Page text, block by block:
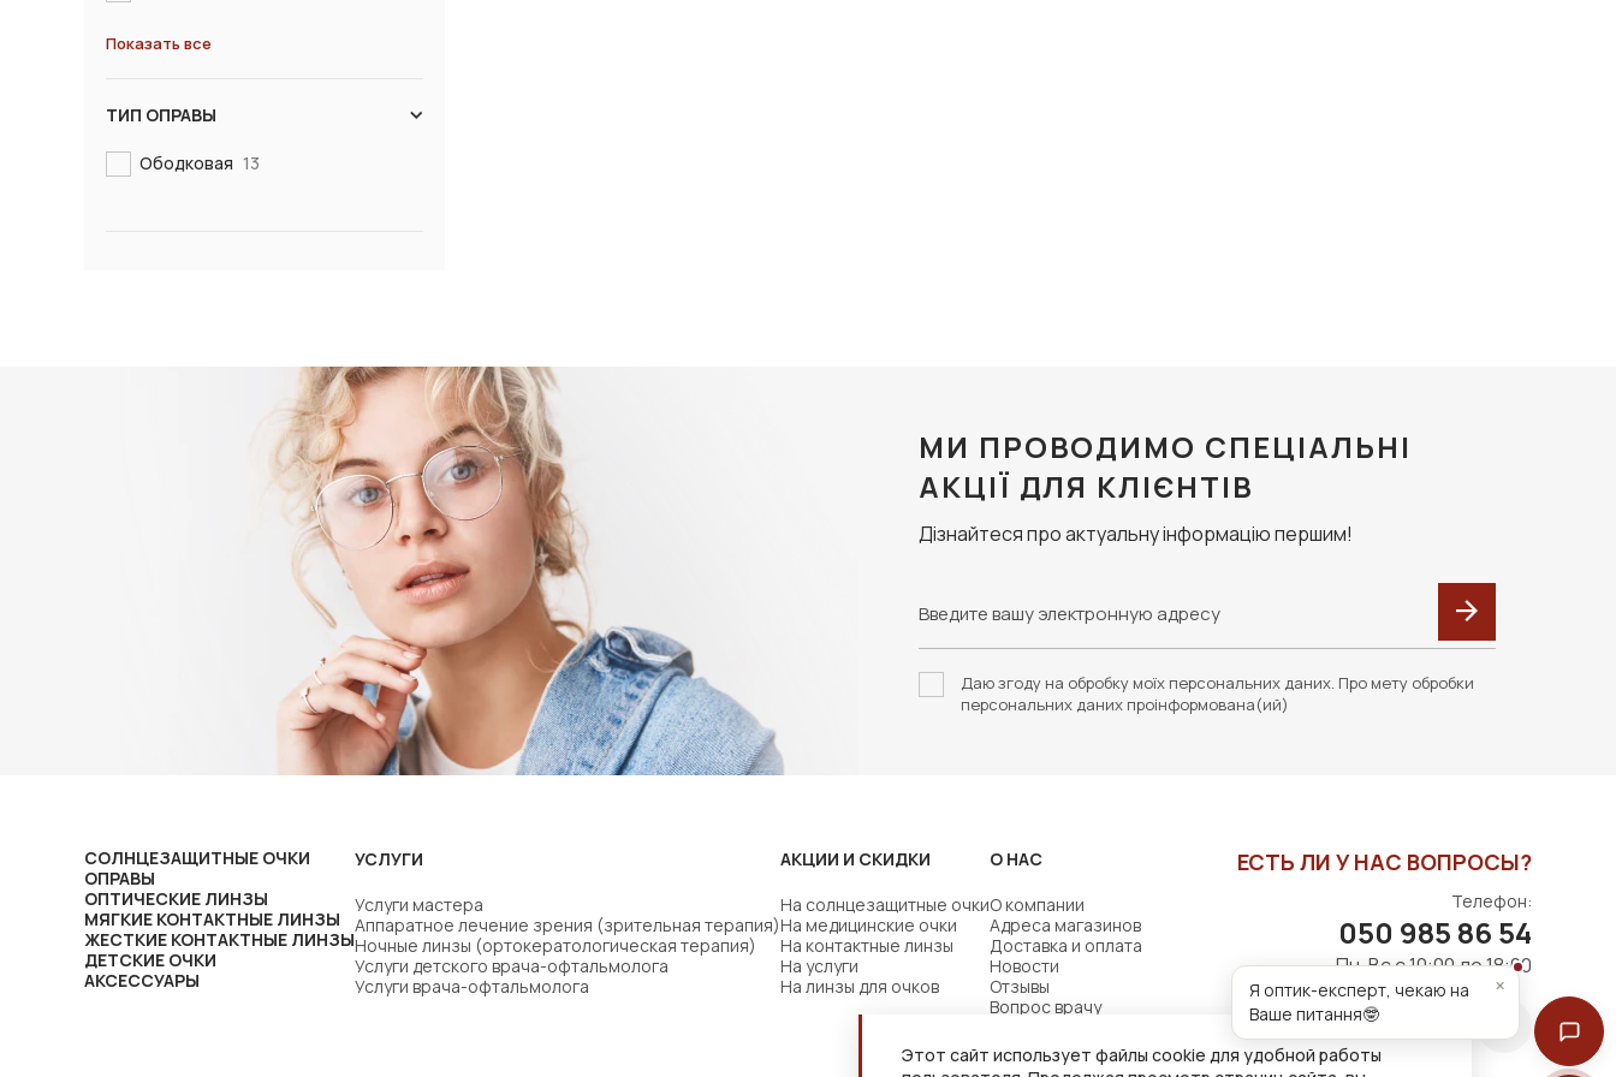
Показать все
ТИП ОПРАВЫ
Ободковая 13
МИ ПРОВОДИМО СПЕЦІАЛЬНІ
АКЦІЇ ДЛЯ КЛІЄНТІВ
Дізнайтеся про актуальну інформацію першим!
Даю згоду на обробку моїх персональних даних. Про мету обробки
персональних даних проінформована(ий)
Этот сайт использует файлы cookie для удобной работы
СОЛНЦЕЗАЩИТНЫЕ ОЧКИ
ОПРАВЫ
ОПТИЧЕСКИЕ ЛИНЗЫ
МЯГКИЕ КОНТАКТНЫЕ ЛИНЗЫ
ЖЕСТКИЕ КОНТАКТНЫЕ ЛИНЗЫ
ДЕТСКИЕ ОЧКИ
АКСЕССУАРЫ
УСЛУГИ
Услуги мастера
Аппаратное лечение зрения (зрительная терапия)
Ночные линзы (ортокератологическая терапия)
Услуги детского врача-офтальмолога
Услуги врача-офтальмолога
АКЦИИ И СКИДКИ
На солнцезащитные очки
На медицинские очки
На контактные линзы
На услуги
На линзы для очков
О НАС
О компании
Адреса магазинов
Доставка и оплата
Новости
Отзывы
Вопрос врачу
ЕСТЬ ЛИ У НАС ВОПРОСЫ?
Телефон:
050 985 86 54
Пн-Вс с 10:00 до 18:00
Я оптик-експерт, чекаю на
Ваше питання🤓
×